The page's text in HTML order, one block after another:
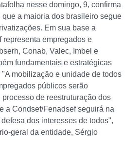
nesse domingo, 9, confirma
a maioria dos brasileiro segue
Em sua base a
representa empregados e
Conab, Valec, Imbel e
fundamentais e estratégicas
mobilização e unidade de todos
públicos serão
de reestruturação dos
a Condsef/Fenadsef seguirá na
defesa dos interesses de todos",
geral da entidade, Sérgio